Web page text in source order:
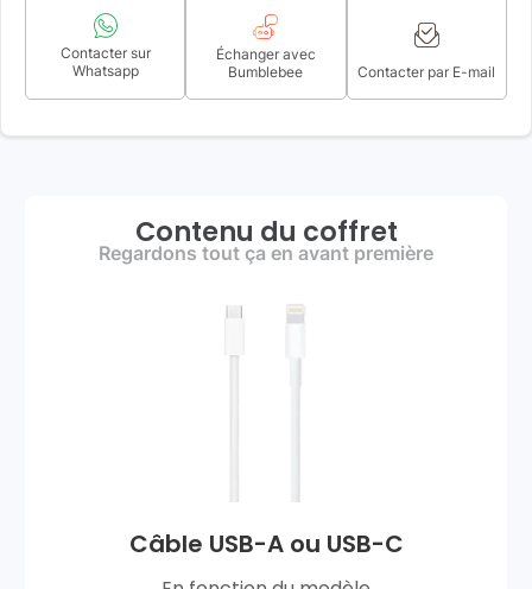
Contacter sur
Whatsapp
Échanger avec
Bumblebee
Contacter par E-mail
Contenu du coffret
Regardons tout ça en avant première
Câble USB-A ou USB-C